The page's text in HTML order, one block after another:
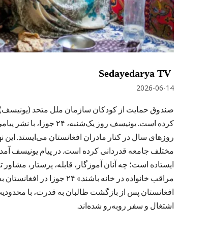
Sedayedarya TV
2026-06-14
صندوق حمایت از کودکان سازمان ملل متحد (یونیسف)
کرده است. یونیسف روز
روزهای سال در کنار مادران افغانستان می‌ایستد. این
مختلف جامعه قدردانی کرده است. در پیام یونیسف
ایستاده است؛ چه آنان آموزگار، قابله، پرستار،
مراقب خانواده در خانه
افغانستان پس از بازگشت طالبان به قدرت، با
اشتغال و سفر روبه‌رو شده‌اند.